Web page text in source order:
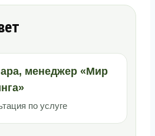
менеджер «Мир
по услуге